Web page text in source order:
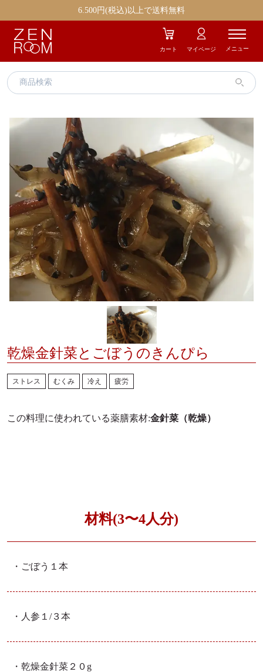
乾燥金針菜とごぼうのきんぴら
ストレス むくみ 冷え 疲労
この料理に使われている薬膳素材:金針菜（乾燥）
材料(3〜4人分)
・ごぼう １本
・人参 １/３本
・ 乾燥金針菜 ２０g
6.500円(税込)以上で送料無料
カート マイページ メニュー
エイジングケア ストレス
むくみ 冷え
疲労 美容
肌トラブル
ギフト商品
ZENROOMとは お知らせ
薬膳レシピ メディア掲載
ご利用ガイド
薬膳コラム お問合せ
通販のQ&A